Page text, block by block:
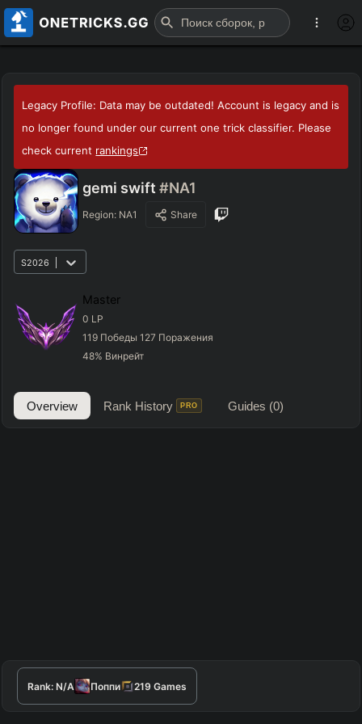
Legacy Profile: Data may be outdated! Account is legacy and is
no longer found under our current one trick classifier. Please
check current rankings
gemi swift #NA1
Region: NA1 Share
S2026
Master
0 LP
119 Победы 127 Поражения
48% Винрейт
Overview Rank History PRO Guides (0)
Rank: N/A Поппи 219 Games